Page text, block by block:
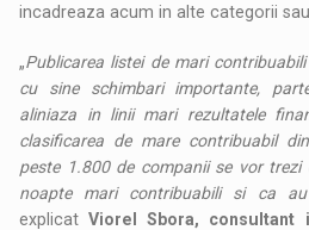
incadreaza acum in alte categorii
„Publicarea listei de mari
cu sine schimbari importante,
aliniaza in linii mari rezultatele
clasificarea de mare contribuabil
peste 1.800 de companii se vor
noapte mari contribuabili si ca au
explicatViorel Sbora,